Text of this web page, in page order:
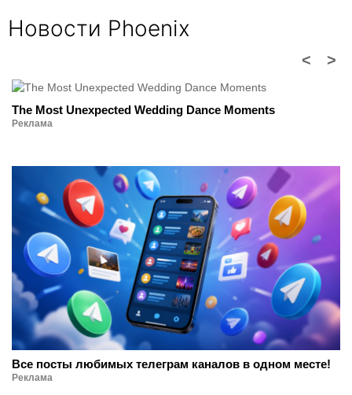
Новости Phoenix
>
<
The Most Unexpected Wedding Dance Moments
Реклама
Все посты любимых телеграм каналов в одном месте!
Реклама